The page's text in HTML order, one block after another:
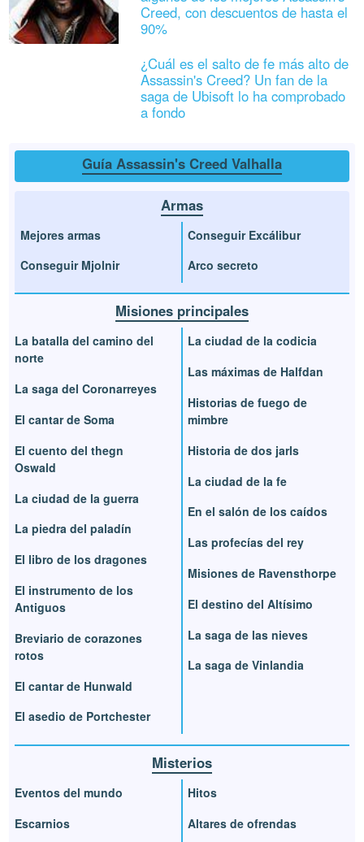
Creed, con descuentos de hasta el
90%
¿Cuál es el salto de fe más alto de
Assassin's Creed? Un fan de la
saga de Ubisoft lo ha comprobado
a fondo
Guía Assassin's Creed Valhalla
Armas
Mejores armas
Conseguir Mjolnir
Conseguir Excálibur
Arco secreto
Misiones principales
La batalla del camino del
norte
La saga del Coronarreyes
El cantar de Soma
El cuento del thegn
Oswald
La ciudad de la guerra
La piedra del paladín
El libro de los dragones
El instrumento de los
Antiguos
Breviario de corazones
rotos
El cantar de Hunwald
El asedio de Portchester
La ciudad de la codicia
Las máximas de Halfdan
Historias de fuego de
mimbre
Historia de dos jarls
La ciudad de la fe
En el salón de los caídos
Las profecías del rey
Misiones de Ravensthorpe
El destino del Altísimo
La saga de las nieves
La saga de Vinlandia
Misterios
Eventos del mundo
Escarnios
Hitos
Altares de ofrendas